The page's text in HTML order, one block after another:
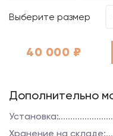
Выберите размер
40 000 ₽
Дополнительно
Установка:
Хранение на складе: